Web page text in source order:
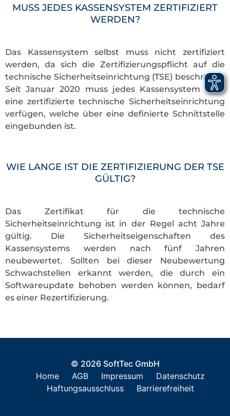
MUSS JEDES KASSENSYSTEM ZERTIFIZIERT
WERDEN?
Das Kassensystem selbst muss nicht zertifiziert
werden, da sich die Zertifizierungspflicht auf die
technische Sicherheitseinrichtung (TSE) beschränkt.
Seit Januar 2020 muss jedes Kassensystem über
eine zertifizierte technische Sicherheitseinrichtung
verfügen, welche über eine definierte Schnittstelle
eingebunden ist.
WIE LANGE IST DIE ZERTIFIZIERUNG DER TSE
GÜLTIG?
Das Zertifikat für die technische
Sicherheitseinrichtung ist in der Regel acht Jahre
gültig. Die Sicherheitseigenschaften des
Kassensystems werden nach fünf Jahren
neubewertet. Sollten bei dieser Neubewertung
Schwachstellen erkannt werden, die durch ein
Softwareupdate behoben werden können, bedarf
es einer Rezertifizierung.
© 2026 SoftTec GmbH
Home
AGB Impressum
Datenschutz
Haftungsausschluss
Barrierefreiheit